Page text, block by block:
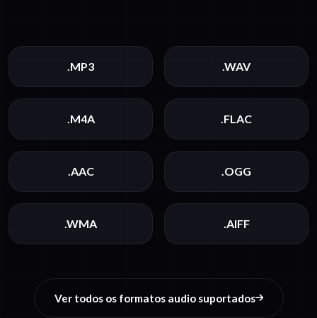
.MP3 .WAV
.M4A .FLAC
.AAC .OGG
.WMA .AIFF
Ver todos os formatos audio suportados